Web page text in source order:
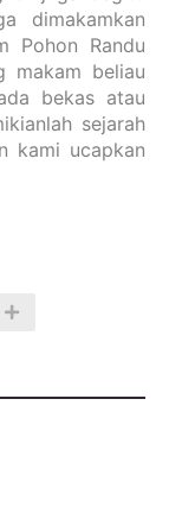
dimakamkan
Pohon Randu
makam beliau
bekas atau
sejarah
kami ucapkan